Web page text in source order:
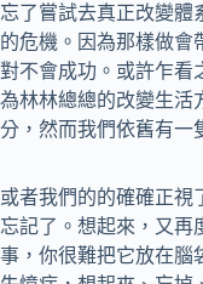
忘了嘗試去真正改變體
的危機。因為那樣做會
對不會成功。或許乍看
為林林總總的改變生活
分，然而我們依舊有一
或者我們的的確確正視
忘記了。想起來，又再
事，你很難把它放在腦